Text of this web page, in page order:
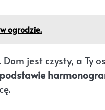
ogrodzie.
jest czysty, a Ty